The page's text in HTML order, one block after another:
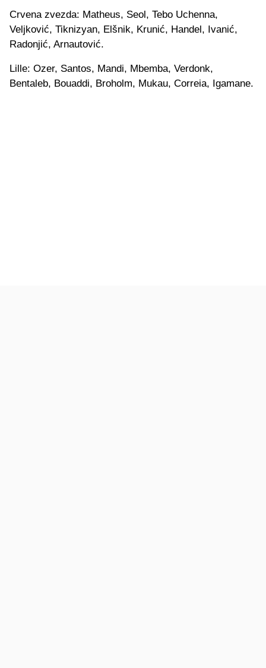
Crvena zvezda: Matheus, Seol, Tebo Uchenna,
Veljković, Tiknizyan, Elšnik, Krunić, Handel, Ivanić,
Radonjić, Arnautović.
Lille: Ozer, Santos, Mandi, Mbemba, Verdonk,
Bentaleb, Bouaddi, Broholm, Mukau, Correia, Igamane.